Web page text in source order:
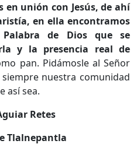
en unión con Jesús, de ahí
en ella encontramos
de Dios que se
y la presencia real de
pan. Pidámosle al Señor
nuestra comunidad
así sea.
Retes
Tlalnepantla